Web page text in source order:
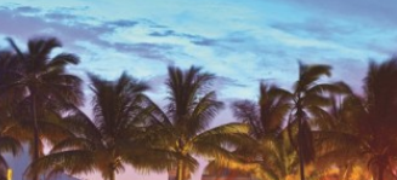
VeryBadTripInMiami